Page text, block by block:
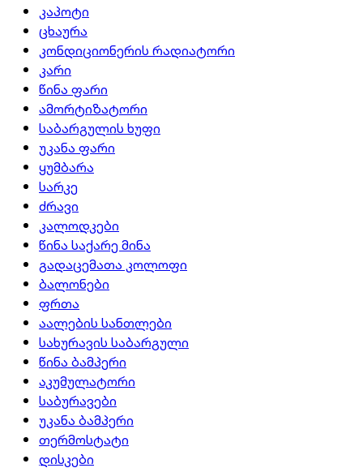
კაპოტი
ცხაურა
კონდიციონერის რადიატორი
კარი
წინა ფარი
ამორტიზატორი
საბარგულის ხუფი
უკანა ფარი
ყუმბარა
სარკე
ძრავი
კალოდკები
წინა საქარე მინა
გადაცემათა კოლოფი
ბალონები
ფრთა
აალების სანთლები
სახურავის საბარგული
წინა ბამპერი
აკუმულატორი
საბურავები
უკანა ბამპერი
თერმოსტატი
დისკები